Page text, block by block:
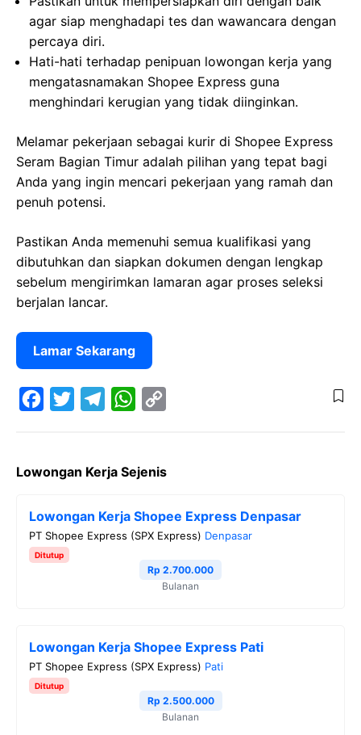
agar siap menghadapi tes dan wawancara dengan
percaya diri.
Hati-hati terhadap penipuan lowongan kerja yang
mengatasnamakan Shopee Express guna
menghindari kerugian yang tidak diinginkan.
Melamar pekerjaan sebagai kurir di Shopee Express
Seram Bagian Timur adalah pilihan yang tepat bagi
Anda yang ingin mencari pekerjaan yang ramah dan
penuh potensi.
Pastikan Anda memenuhi semua kualifikasi yang
dibutuhkan dan siapkan dokumen dengan lengkap
sebelum mengirimkan lamaran agar proses seleksi
berjalan lancar.
Lamar Sekarang
c
i
t
e
r
l
g
r
a
s
A
p
L
i
n
Lowongan Kerja Sejenis
Lowongan Kerja Shopee Express Denpasar
PT Shopee Express (SPX Express) Denpasar
Ditutup
Rp 2.700.000
Bulanan
Lowongan Kerja Shopee Express Pati
PT Shopee Express (SPX Express) Pati
Ditutup
Rp 2.500.000
Bulanan